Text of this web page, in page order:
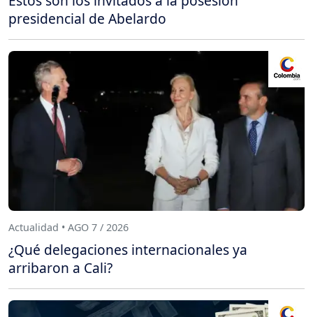
presidencial de Abelardo
Actualidad • AGO 7 / 2026
¿Qué delegaciones internacionales ya
arribaron a Cali?